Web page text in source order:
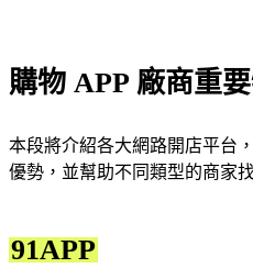
購物 APP 廠商重
本段將介紹各大網路開店平台
優勢，並幫助不同類型的商家
91APP